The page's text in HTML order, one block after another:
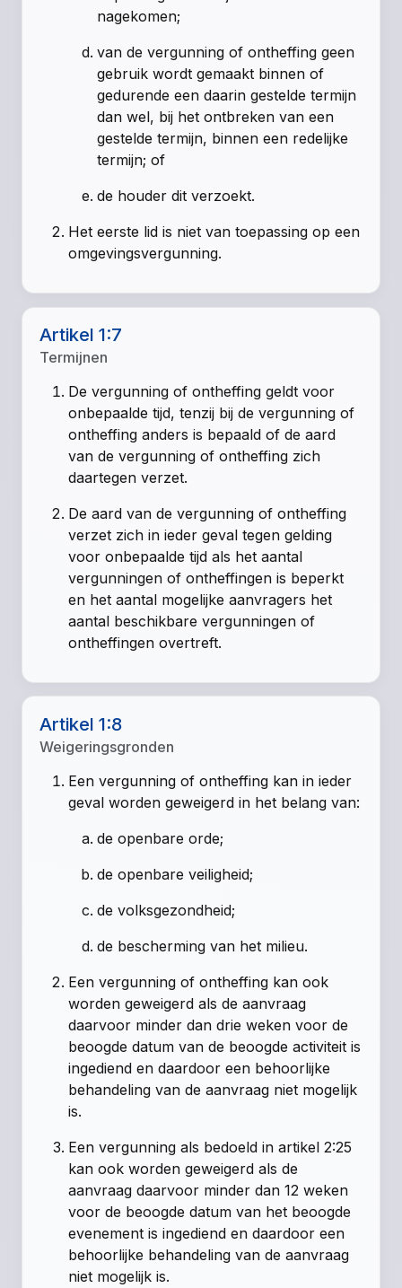
nagekomen;
van de vergunning of ontheffing geen
gebruik wordt gemaakt binnen of
gedurende een daarin gestelde termijn
dan wel, bij het ontbreken van een
gestelde termijn, binnen een redelijke
termijn; of
de houder dit verzoekt.
Het eerste lid is niet van toepassing op een
omgevingsvergunning.
Artikel 1:7
Termijnen
De vergunning of ontheffing geldt voor
onbepaalde tijd, tenzij bij de vergunning of
ontheffing anders is bepaald of de aard
van de vergunning of ontheffing zich
daartegen verzet.
De aard van de vergunning of ontheffing
verzet zich in ieder geval tegen gelding
voor onbepaalde tijd als het aantal
vergunningen of ontheffingen is beperkt
en het aantal mogelijke aanvragers het
aantal beschikbare vergunningen of
ontheffingen overtreft.
Artikel 1:8
Weigeringsgronden
Een vergunning of ontheffing kan in ieder
geval worden geweigerd in het belang van:
de openbare orde;
de openbare veiligheid;
de volksgezondheid;
de bescherming van het milieu.
Een vergunning of ontheffing kan ook
worden geweigerd als de aanvraag
daarvoor minder dan drie weken voor de
beoogde datum van de beoogde activiteit is
ingediend en daardoor een behoorlijke
behandeling van de aanvraag niet mogelijk
is.
Een vergunning als bedoeld in artikel 2:25
kan ook worden geweigerd als de
aanvraag daarvoor minder dan 12 weken
voor de beoogde datum van het beoogde
evenement is ingediend en daardoor een
behoorlijke behandeling van de aanvraag
niet mogelijk is.